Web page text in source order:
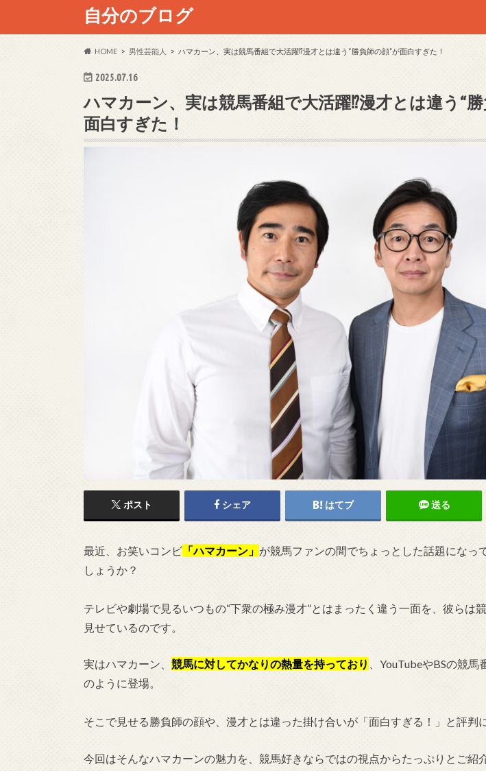
自分のブログ
HOME 男性芸能人 ハマカーン、実は競馬番組で大活躍⁉漫才とは違う“勝負師の顔”が面白すぎた！
2025.07.16
ハマカーン、実は競馬番組で大活躍⁉漫才とは違う“
面白すぎた！
ポスト シェア はてブ 送る
最近、お笑いコンビ 「ハマカーン」 が競馬ファンの間でちょっとした話題になっ
しょうか？
テレビや劇場で見るいつもの“下衆の極み漫才”とはまったく違う一面を、彼らは
見せているのです。
実はハマカーン、 競馬に対してかなりの熱量を持っており
、YouTubeやBSの競
のように登場。
そこで見せる勝負師の顔や、漫才とは違った掛け合いが「面白すぎる！」と評判
今回はそんなハマカーンの魅力を、競馬好きならではの視点からたっぷりとご紹